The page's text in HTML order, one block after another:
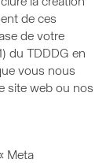
de ces
de votre
du TDDDG en
vous nous
site web ou nos
Meta